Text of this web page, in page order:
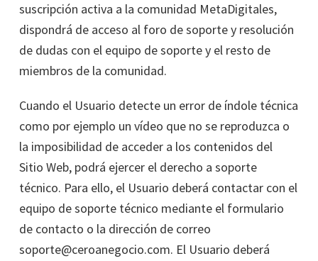
suscripción activa a la comunidad MetaDigitales,
dispondrá de acceso al foro de soporte y resolución
de dudas con el equipo de soporte y el resto de
miembros de la comunidad.
Cuando el Usuario detecte un error de índole técnica
como por ejemplo un vídeo que no se reproduzca o
la imposibilidad de acceder a los contenidos del
Sitio Web, podrá ejercer el derecho a soporte
técnico. Para ello, el Usuario deberá contactar con el
equipo de soporte técnico mediante el formulario
de contacto o la dirección de correo
soporte@ceroanegocio.com. El Usuario deberá